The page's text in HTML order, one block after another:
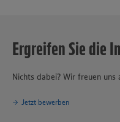
Ergreifen Sie die
Nichts dabei? Wir freuen
Jetzt bewerben